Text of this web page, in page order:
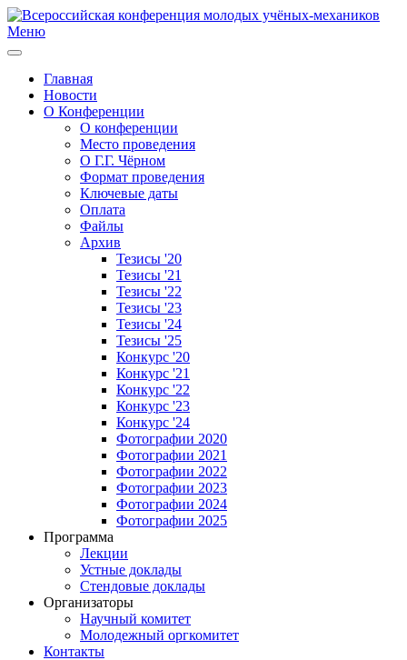
Меню
Главная
Новости
О Конференции
О конференции
Место проведения
О Г.Г. Чёрном
Формат проведения
Ключевые даты
Оплата
Файлы
Архив
Тезисы '20
Тезисы '21
Тезисы '22
Тезисы '23
Тезисы '24
Тезисы '25
Конкурс '20
Конкурс '21
Конкурс '22
Конкурс '23
Конкурс '24
Фотографии 2020
Фотографии 2021
Фотографии 2022
Фотографии 2023
Фотографии 2024
Фотографии 2025
Программа
Лекции
Устные доклады
Стендовые доклады
Организаторы
Научный комитет
Молодежный оргкомитет
Контакты